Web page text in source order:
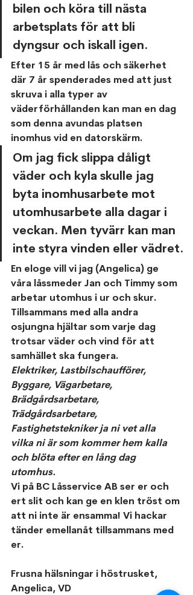
bilen och köra till nästa
arbetsplats för att bli
dyngsur och iskall igen.
Efter 15 år med lås och säkerhet
där 7 år spenderades med att just
skruva i alla typer av
väderförhållanden kan man en dag
som denna avundas platsen
inomhus vid en datorskärm.
Om jag fick slippa dåligt
väder och kyla skulle jag
byta inomhusarbete mot
utomhusarbete alla dagar i
veckan. Men tyvärr kan man
inte styra vinden eller vädret.
En eloge vill vi jag (Angelica) ge
våra låssmeder Jan och Timmy som
arbetar utomhus i ur och skur.
Tillsammans med alla andra
osjungna hjältar som varje dag
trotsar väder och vind för att
samhället ska fungera.
Elektriker, Lastbilschaufförer,
Byggare, Vägarbetare,
Brädgårdsarbetare,
Trädgårdsarbetare,
Fastighetstekniker ja ni vet alla
vilka ni är som kommer hem kalla
och blöta efter en lång dag
utomhus.
Vi på BC Låsservice AB ser er och
ert slit och kan ge en klen tröst om
att ni inte är ensamma! Vi hackar
tänder emellanåt tillsammans med
er.
Frusna hälsningar i höstrusket,
Angelica, VD